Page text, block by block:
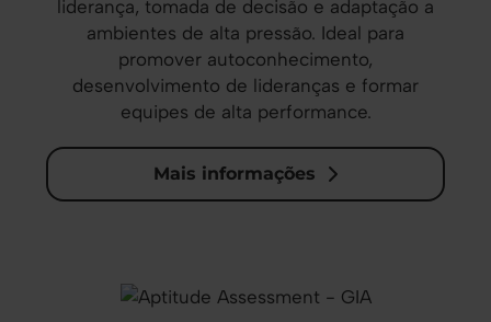
liderança, tomada de decisão e adaptação a
ambientes de alta pressão. Ideal para
promover autoconhecimento,
desenvolvimento de lideranças e formar
equipes de alta performance.
Mais informações